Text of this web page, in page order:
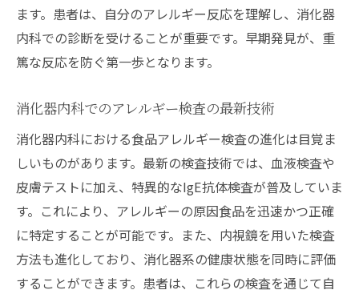
アレルギー患者のための生活改善アプロー
チ
アレルギーを持つ人が快適に暮らすための
消化器内科の提案
消化器内科医が語るアレルギーとの共存方
法
アレルギー患者が持つべき消化器内科的知
識
快適な生活を支える消化器内科的アレルギ
ー対策
ます。患者は、自分のアレルギー反応を理解し、消化器
内科での診断を受けることが重要です。早期発見が、重
篤な反応を防ぐ第一歩となります。
消化器内科でのアレルギー検査の最新技術
消化器内科における食品アレルギー検査の進化は目覚ま
しいものがあります。最新の検査技術では、血液検査や
皮膚テストに加え、特異的なIgE抗体検査が普及していま
す。これにより、アレルギーの原因食品を迅速かつ正確
に特定することが可能です。また、内視鏡を用いた検査
方法も進化しており、消化器系の健康状態を同時に評価
することができます。患者は、これらの検査を通じて自